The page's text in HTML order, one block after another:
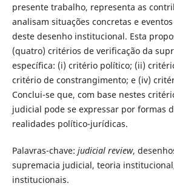
presente trabalho, representa as
analisam situações concretas e
deste desenho institucional. Esta
(quatro) critérios de verificação da
específica: (i) critério político; (ii)
critério de constrangimento; e (iv)
Conclui-se que, com base nestes
judicial pode se expressar por formas
realidades político-jurídicas.
Palavras-chave: judicial review,
supremacia judicial, teoria
institucionais.